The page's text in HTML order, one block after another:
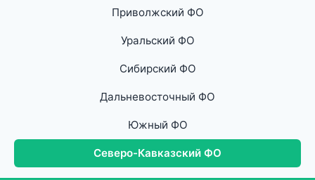
Приволжский ФО
Уральский ФО
Сибирский ФО
Дальневосточный ФО
Южный ФО
Северо-Кавказский ФО